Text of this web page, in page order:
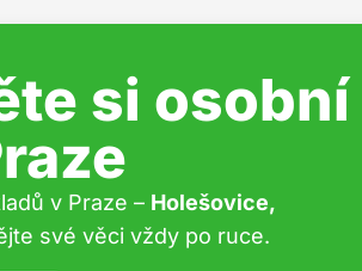
si osobní
v Praze – Holešovice,
své věci vždy po ruce.